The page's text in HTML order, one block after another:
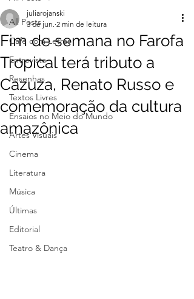
All Posts
Café com Letras
Entrevista
Resenhas
Textos Livres
Ensaios no Meio do Mundo
Artes Visuais
Cinema
Literatura
Música
Últimas
Editorial
Teatro & Dança
Fim de semana no Farofa
Tropical terá tributo a
Cazuza, Renato Russo e
comemoração da cultura
amazônica
juliarojanski
3 de jun. 2 min de leitura